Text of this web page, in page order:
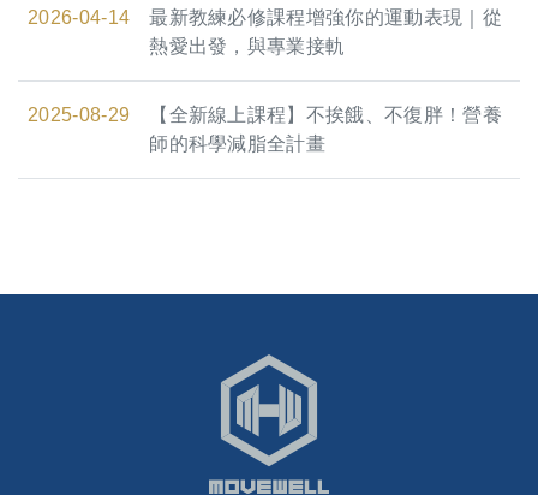
2026-04-14
最新教練必修課程增強你的運動表現｜從
熱愛出發，與專業接軌
2025-08-29
【全新線上課程】不挨餓、不復胖！營養
師的科學減脂全計畫